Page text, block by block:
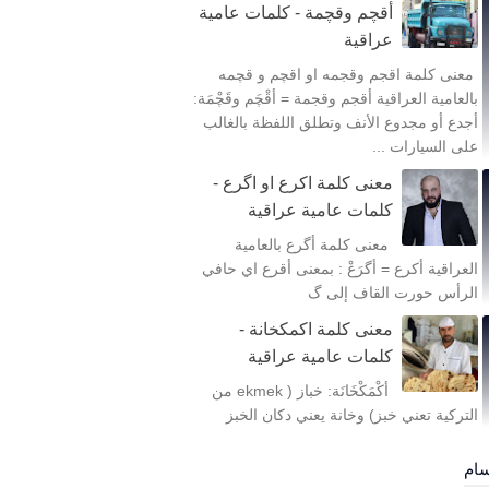
أقچم وقچمة - كلمات عامية
عراقية
معنى كلمة اقجم وقجمه او اقچم و قچمه
بالعامية العراقية أقجم وقجمة = أقْچَم وقَچْمَة:
أجدع أو مجدوع الأنف وتطلق اللفظة بالغالب
على السيارات ...
معنى كلمة اكرع او اگرع -
كلمات عامية عراقية
معنى كلمة أگرع بالعامية
العراقية أكرع = أگرَعْ : بمعنى أقرع اي حافي
الرأس حورت القاف إلى گ
معنى كلمة اكمكخانة -
كلمات عامية عراقية
أكْمَكْخَانَة: خباز ( ekmek من
التركية تعني خبز) وخانة يعني دكان الخبز